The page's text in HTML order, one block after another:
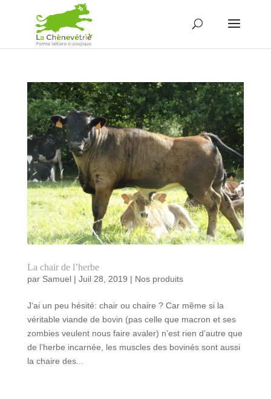
La chair de l’herbe
par Samuel| Juil 28, 2019 | Nos produits
J‘ai un peu hésité: chair ou chaire ? Car même si la
véritable viande de bovin (pas celle que macron et ses
zombies veulent nous faire avaler) n’est rien d’autre que
de l’herbe incarnée, les muscles des bovinés sont aussi
la chaire des...